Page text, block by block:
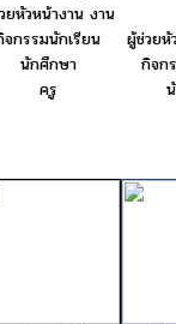
ยหัวหน้างาน งาน
กรรมนักเรียน
นักศึกษา
ครู
ผู้ช่วยหั
กิจก